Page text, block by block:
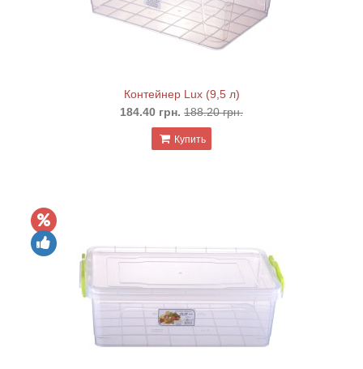
Контейнер Lux (9,5 л)
184.40 грн. 188.20 грн.
Купить